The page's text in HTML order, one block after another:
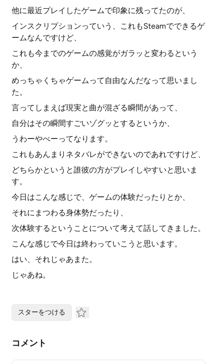
他に最近プレイしたゲームで印象に残ってたのが、
インスクリプションっていう、これもSteamでできるゲ
ームなんですけど、
これも今までのゲームの感覚がガラッと変わるという
か、
めっちゃくちゃゲームって自由なんだなって思いまし
た。
言ってしまえば現実と曲が混ざる瞬間があって、
自分はその瞬間すごいゾグッとするというか、
うわーやべーってなります。
これもあんまりネタバレができないのであれですけど、
どちらかというと誰彼の方がプレイしやすいと思いま
す。
今日はこんな感じで、ゲームの体験だったりとか、
それにまつわる身体勢だったり、
次体験するということについて考えて話してきました。
こんな感じで今日は終わっていこうと思います。
はい、それじゃあまた。
じゃあね。
スターをつける
コメント